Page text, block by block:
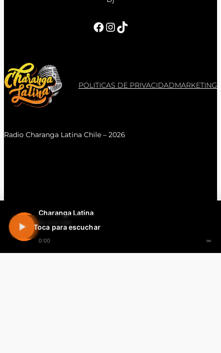
Charanga Latina
En vivo 24h
0:00 ∞
Toca para escuchar
Facebook InstagramTikTok
POLITICAS DE PRIVACIDADMARKETING
Radio Charanga Latina Chile – 2026